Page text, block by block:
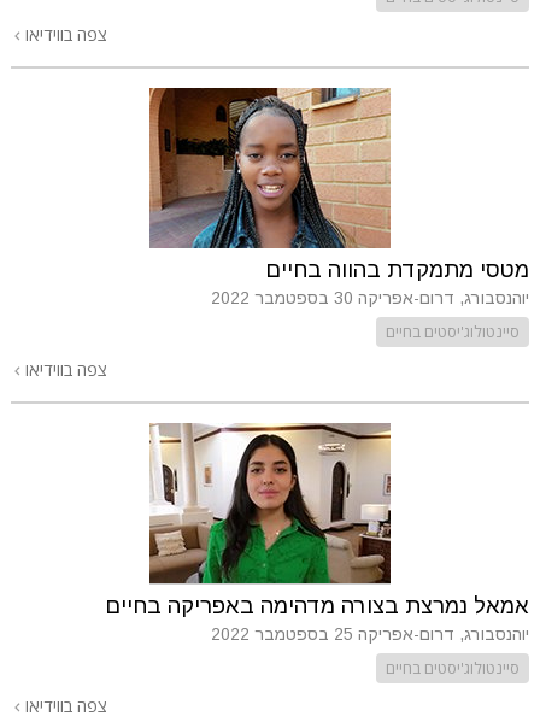
צפה בווידיאו
מטסי מתמקדת בהווה בחיים
יוהנסבורג, דרום-אפריקה 30 בספטמבר 2022
סיינטולוג'יסטים בחיים
צפה בווידיאו
אמאל נמרצת בצורה מדהימה באפריקה בחיים
יוהנסבורג, דרום-אפריקה 25 בספטמבר 2022
סיינטולוג'יסטים בחיים
צפה בווידיאו